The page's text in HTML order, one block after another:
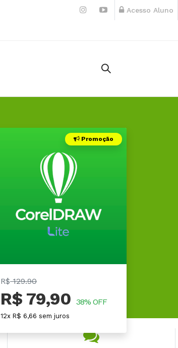
Acesso Aluno
Promoção
R$129.90
R$ 79,90 38% OFF
12x R$ 6,66 sem juros